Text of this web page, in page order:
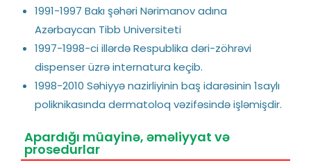
1991-1997 Bakı şəhəri Nərimanov adına
Azərbaycan Tibb Universiteti
1997-1998-ci illərdəRespublika dəri-zöhrəvi
dispenserüzrə internatura keçib.
1998-2010 Səhiyyə nazirliyinin baş idarəsinin 1saylı
poliknikasında dermatoloq vəzifəsində işləmişdir.
Apardığı müayinə, əməliyyat və
prosedurlar